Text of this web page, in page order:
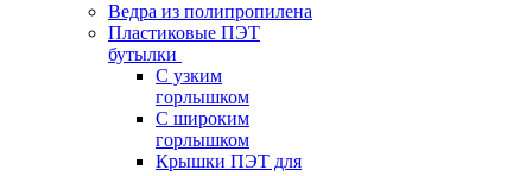
Ведра из полипропилена
Пластиковые ПЭТ
бутылки
С узким
горлышком
С широким
горлышком
Крышки ПЭТ для